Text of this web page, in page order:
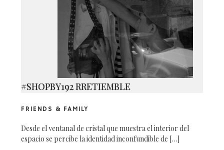
#SHOPBY192 RRETIEMBLE
FRIENDS & FAMILY
Desde el ventanal de cristal que muestra el interior del
espacio se percibe la identidad inconfundible de […]